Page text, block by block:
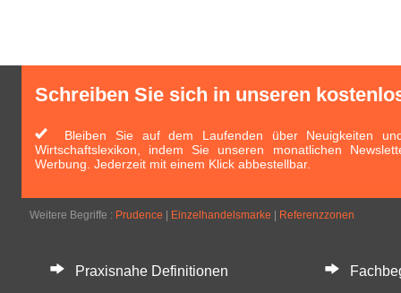
Schreiben Sie sich in unseren
Bleiben Sie auf dem Laufenden über Neuigkeiten
Wirtschaftslexikon, indem Sie unseren monatlichen
Werbung. Jederzeit mit einem Klick abbestellbar.
Weitere Begriffe : Prudence Einzelhandelsmarke Referenzzonen
Praxisnahe Definitionen